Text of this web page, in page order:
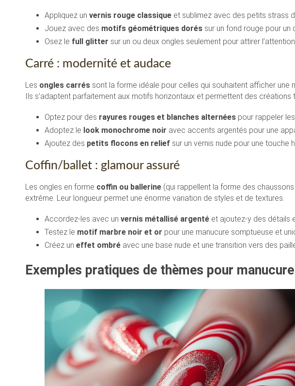
Appliquez un vernis rouge classique et sublimez avec des petits strass
Jouez avec des motifs géométriques dorés sur un fond rouge pour un
Osez le full glitter sur un ou deux ongles seulement pour attirer
Carré : modernité et audace
Les ongles carrés sont la forme idéale pour celles qui souhaitent afficher une
Ils s’adaptent parfaitement aux motifs horizontaux et permettent des créations
Optez pour des rayures rouges et blanches alternées pour rappeler
Adoptez le look monochrome noir avec accents argentés pour une
Ajoutez des petits flocons en relief sur un vernis nude pour une touche
Coffin/ballet : glamour assuré
Les ongles en forme coffin ou ballerine (qui rappellent la forme des
extrême. Leur longueur permet une énorme variation de styles et de textures.
Accordez-les avec un vernis métallisé argenté et ajoutez-y des détails
Testez le motif marbre noir et or pour une manucure somptueuse et
Créez un effet ombré avec une base nude et une transition vers des
Exemples pratiques de thèmes pour